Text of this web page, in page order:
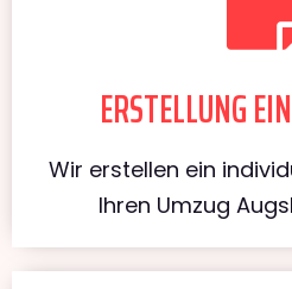
ERSTELLUNG
Wir erstellen ein
Ihren Umzug